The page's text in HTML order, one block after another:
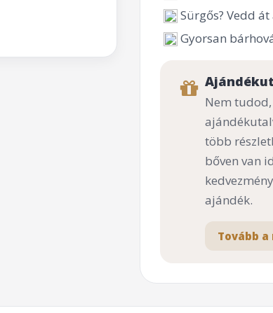
Sürgős? Vedd
Gyorsan
Nem
több
bőven van
ajándék.
Tovább